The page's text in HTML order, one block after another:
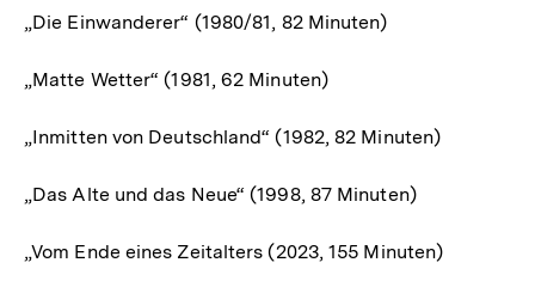
„Die Einwanderer“ (1980/81, 82 Minuten)
„Matte Wetter“ (1981, 62 Minuten)
„Inmitten von Deutschland“ (1982, 82 Minuten)
„Das Alte und das Neue“ (1998, 87 Minuten)
„Vom Ende eines Zeitalters (2023, 155 Minuten)